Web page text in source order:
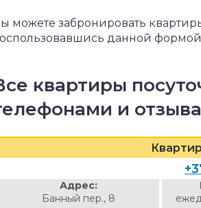
можете забронировать
данной
квартиры
и
Адрес:
Банный пер., 8